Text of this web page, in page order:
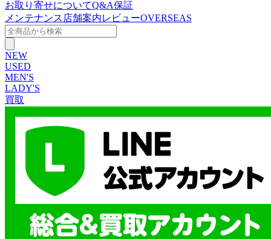
お取り寄せについてQ&A保証
メンテナンス 店舗案内レビューOVERSEAS
NEW
USED
MEN'S
LADY'S
買取